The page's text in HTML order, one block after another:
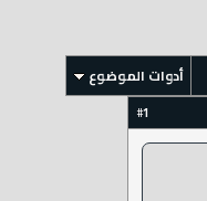
أدوات الموضوع
1